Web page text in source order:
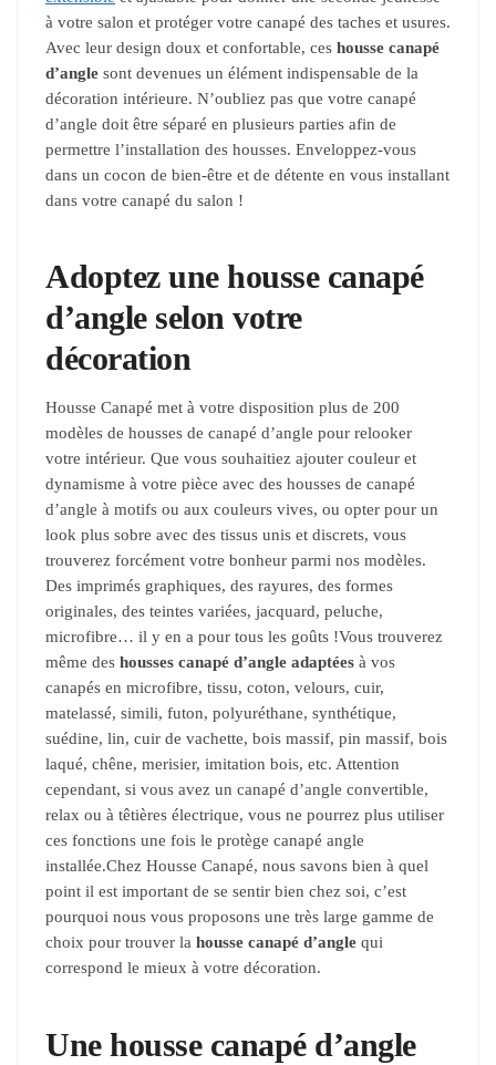
à votre salon et protéger votre canapé des taches et usures.
Avec leur design doux et confortable, ces housse canapé
d’angle sont devenues un élément indispensable de la
décoration intérieure. N’oubliez pas que votre canapé
d’angle doit être séparé en plusieurs parties afin de
permettre l’installation des housses. Enveloppez-vous
dans un cocon de bien-être et de détente en vous installant
dans votre canapé du salon !
Adoptez une housse canapé
d’angle selon votre
décoration
Housse Canapé met à votre disposition plus de 200
modèles de housses de canapé d’angle pour relooker
votre intérieur. Que vous souhaitiez ajouter couleur et
dynamisme à votre pièce avec des housses de canapé
d’angle à motifs ou aux couleurs vives, ou opter pour un
look plus sobre avec des tissus unis et discrets, vous
trouverez forcément votre bonheur parmi nos modèles.
Des imprimés graphiques, des rayures, des formes
originales, des teintes variées, jacquard, peluche,
microfibre… il y en a pour tous les goûts !Vous trouverez
même des housses canapé d’angle adaptées à vos
canapés en microfibre, tissu, coton, velours, cuir,
matelassé, simili, futon, polyuréthane, synthétique,
suédine, lin, cuir de vachette, bois massif, pin massif, bois
laqué, chêne, merisier, imitation bois, etc. Attention
cependant, si vous avez un canapé d’angle convertible,
relax ou à têtières électrique, vous ne pourrez plus utiliser
ces fonctions une fois le protège canapé angle
installée.Chez Housse Canapé, nous savons bien à quel
point il est important de se sentir bien chez soi, c’est
pourquoi nous vous proposons une très large gamme de
choix pour trouver la housse canapé d’angle qui
correspond le mieux à votre décoration.
Une housse canapé d’angle